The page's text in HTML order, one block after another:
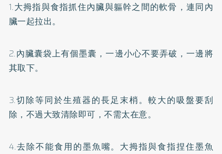
1.大拇指與食指抓住內臟與軀幹之間的軟骨，連同內
臟一起拉出。
2.內臟囊袋上有個墨囊，一邊小心不要弄破，一邊將
其取下。
3.切除等同於生殖器的長足末梢。較大的吸盤要刮
除，不過大致清除即可，不需太在意。
4.去除不能食用的墨魚嘴。大拇指與食指捏住墨魚